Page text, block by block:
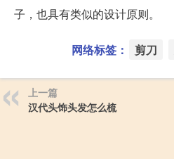
子，也具有类似的设计原则。
网络标签： 剪刀
上一篇
汉代头饰头发怎么梳